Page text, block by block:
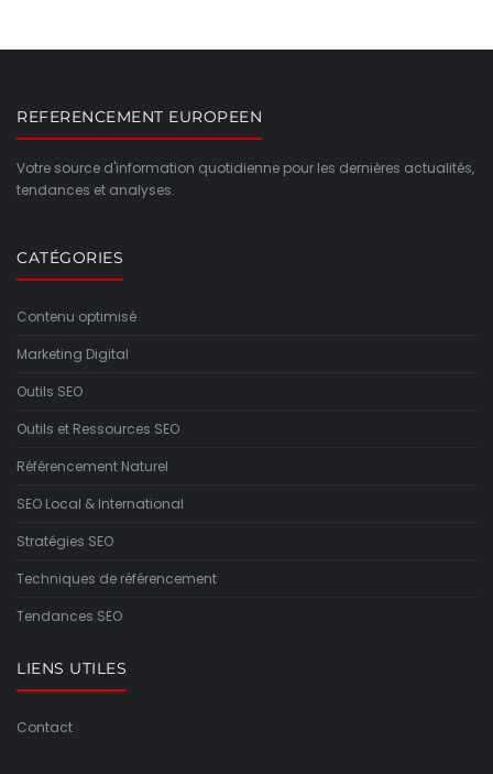
REFERENCEMENT EUROPEEN
Votre source d'information quotidienne pour les dernières actualités,
tendances et analyses.
CATÉGORIES
Contenu optimisé
Marketing Digital
Outils SEO
Outils et Ressources SEO
Référencement Naturel
SEO Local & International
Stratégies SEO
Techniques de référencement
Tendances SEO
LIENS UTILES
Contact